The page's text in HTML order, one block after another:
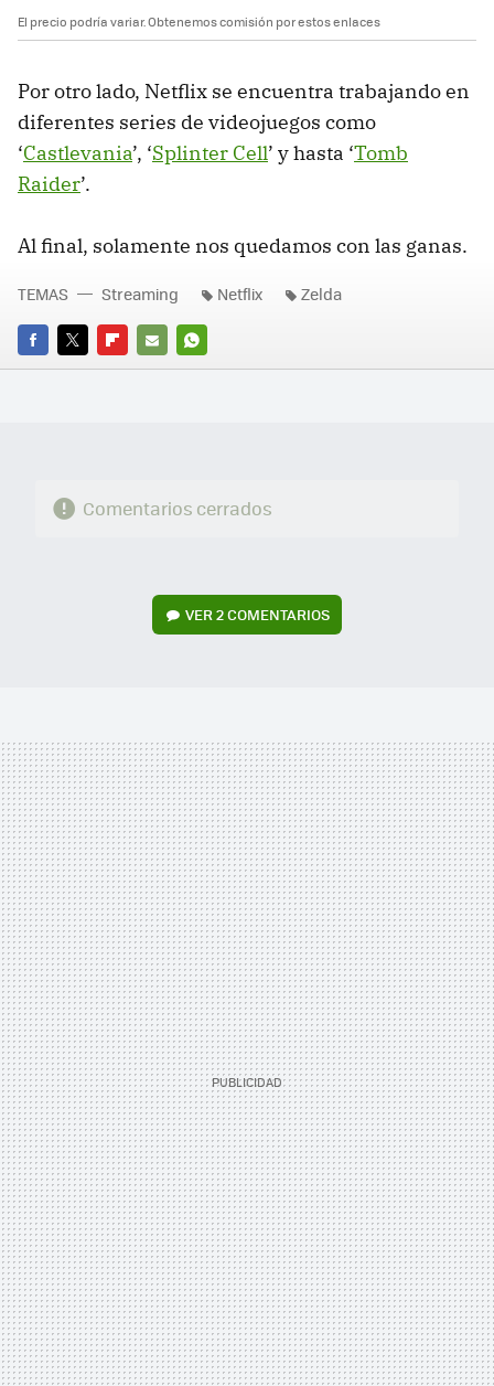
El precio podría variar. Obtenemos comisión por estos enlaces
Por otro lado, Netflix se encuentra trabajando en
diferentes series de videojuegos como
‘Castlevania’, ‘Splinter Cell’ y hasta ‘Tomb
Raider’.
Al final, solamente nos quedamos con las ganas.
FACEBOOK
TWITTERFLIPBOARD
E-
WHATSAPP
TEMAS Streaming Netflix Zelda
Comentarios cerrados
VER2 COMENTARIOS